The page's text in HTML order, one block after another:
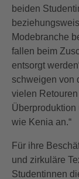
beiden
Modebranche
fallen beim
entsorgt
schweigen von
vielen
Überproduktion
wie Kenia an.“
Für ihre
und zirkuläre
Studentinnen